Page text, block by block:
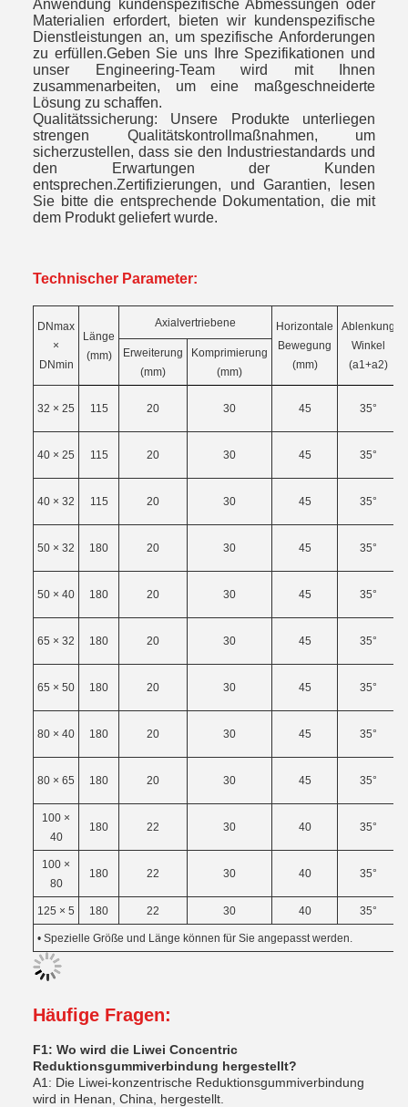
Anwendung kundenspezifische Abmessungen oder
Materialien erfordert, bieten wir kundenspezifische
Dienstleistungen an, um spezifische Anforderungen
zu erfüllen.Geben Sie uns Ihre Spezifikationen und
unser Engineering-Team wird mit Ihnen
zusammenarbeiten, um eine maßgeschneiderte
Lösung zu schaffen.
Qualitätssicherung: Unsere Produkte unterliegen
strengen Qualitätskontrollmaßnahmen, um
sicherzustellen, dass sie den Industriestandards und
den Erwartungen der Kunden
entsprechen.Zertifizierungen, und Garantien, lesen
Sie bitte die entsprechende Dokumentation, die mit
dem Produkt geliefert wurde.
Technischer Parameter:
DNmax
×
DNmin
Länge
(mm)
Axialvertriebene
Horizontale
Bewegung
(mm)
Ablenkung
Winkel
(a1+a2)
Erweiterung
(mm)
Komprimierung
(mm)
32 × 25 115 20 30 45 35°
40 × 25 115 20 30 45 35°
40 × 32 115 20 30 45 35°
50 × 32 180 20 30 45 35°
50 × 40 180 20 30 45 35°
65 × 32 180 20 30 45 35°
65 × 50 180 20 30 45 35°
80 × 40 180 20 30 45 35°
80 × 65 180 20 30 45 35°
100 ×
40
180 22 30 40 35°
100 ×
80
180 22 30 40 35°
125 × 5 180 22 30 40 35°
• Spezielle Größe und Länge können für Sie angepasst werden.
Häufige Fragen:
F1: Wo wird die Liwei Concentric
Reduktionsgummiverbindung hergestellt?
A1: Die Liwei-konzentrische Reduktionsgummiverbindung
wird in Henan, China, hergestellt.